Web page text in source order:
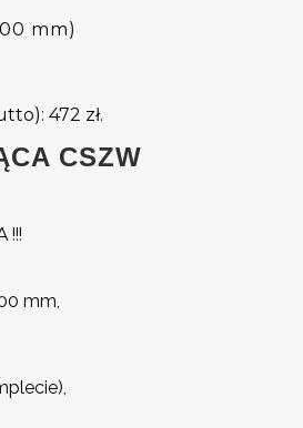
mm)
472 zł.
CSZW
!!!
mm,